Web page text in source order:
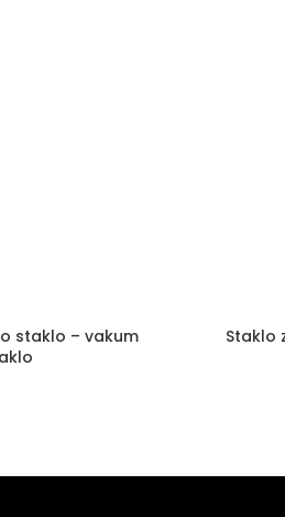
staklo – vakum
Staklo